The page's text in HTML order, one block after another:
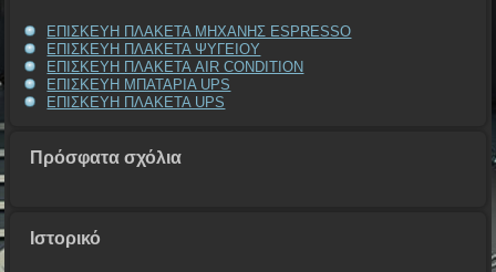
ΕΠΙΣΚΕΥΗ ΠΛΑΚΕΤΑ ΜΗΧΑΝΗΣ ESPRESSO
ΕΠΙΣΚΕΥΗ ΠΛΑΚΕΤΑ ΨΥΓΕΙΟΥ
ΕΠΙΣΚΕΥΗ ΠΛΑΚΕΤΑ AIR CONDITION
ΕΠΙΣΚΕΥΗ ΜΠΑΤΑΡΙΑ UPS
ΕΠΙΣΚΕΥΗ ΠΛΑΚΕΤΑ UPS
Πρόσφατα σχόλια
Ιστορικό